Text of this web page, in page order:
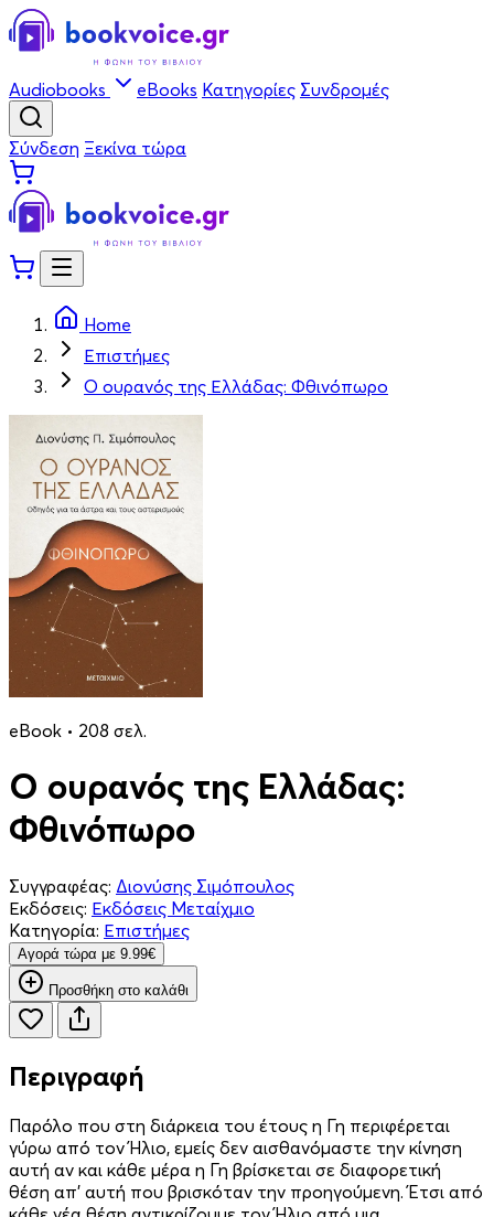
Audiobooks eBooks Κατηγορίες Συνδρομές
Σύνδεση Ξεκίνα τώρα
Home
Επιστήμες
Ο ουρανός της Ελλάδας: Φθινόπωρο
eBook • 208 σελ.
Ο ουρανός της Ελλάδας:
Φθινόπωρο
Συγγραφέας: Διονύσης Σιμόπουλος
Εκδόσεις: Εκδόσεις Μεταίχμιο
Κατηγορία: Επιστήμες
Aγορά τώρα με 9.99€
Προσθήκη στο καλάθι
Περιγραφή
Παρόλο που στη διάρκεια του έτους η Γη περιφέρεται
γύρω από τον Ήλιο, εμείς δεν αισθανόμαστε την κίνηση
αυτή αν και κάθε μέρα η Γη βρίσκεται σε διαφορετική
θέση απ' αυτή που βρισκόταν την προηγούμενη. Έτσι από